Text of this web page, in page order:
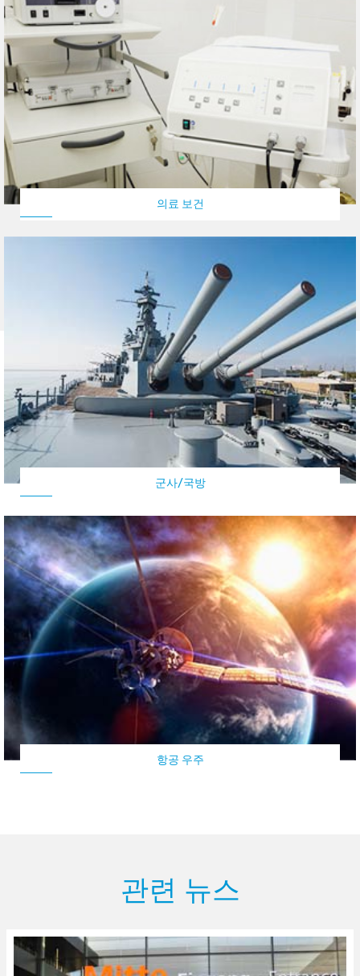
의료 보건
군사/국방
항공 우주
관련 뉴스